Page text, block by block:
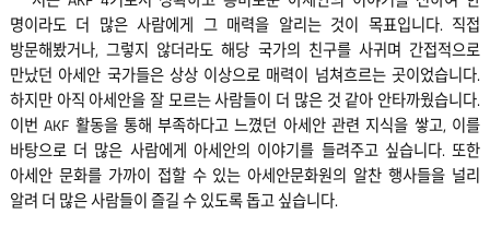
명이라도 더 많은 사람에게 그 매력을 알리는 것이 목표입니다. 직접
방문해봤거나, 그렇지 않더라도 해당 국가의 친구를 사귀며 간접적으로
만났던 아세안 국가들은 상상 이상으로 매력이 넘쳐흐르는 곳이었습니다.
하지만 아직 아세안을 잘 모르는 사람들이 더 많은 것 같아 안타까웠습니다.
이번 AKF 활동을 통해 부족하다고 느꼈던 아세안 관련 지식을 쌓고, 이를
바탕으로 더 많은 사람에게 아세안의 이야기를 들려주고 싶습니다. 또한
아세안 문화를 가까이 접할 수 있는 아세안문화원의 알찬 행사들을 널리
알려 더 많은 사람들이 즐길 수 있도록 돕고 싶습니다.